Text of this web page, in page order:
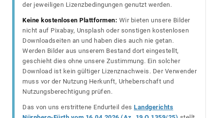
der jeweiligen Lizenzbedingungen genutzt werden.
Keine kostenlosen Plattformen: Wir bieten unsere Bilder
nicht auf Pixabay, Unsplash oder sonstigen kostenlosen
Downloadseiten an und haben dies auch nie getan.
Werden Bilder aus unserem Bestand dort eingestellt,
geschieht dies ohne unsere Zustimmung. Ein solcher
Download ist kein gültiger Lizenznachweis. Der Verwender
muss vor der Nutzung Herkunft, Urheberschaft und
Nutzungsberechtigung prüfen.
Das von uns erstrittene Endurteil des Landgerichts